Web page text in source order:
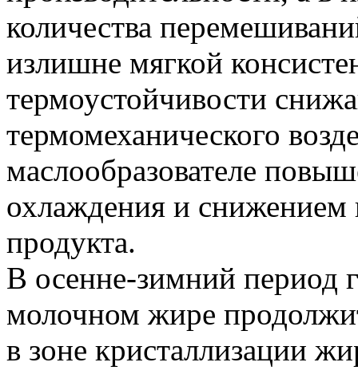
количества
излишне мягкой
термоустойчивости
термомеханического
маслообразователе
охлаждения и снижением
продукта.
В осенне-зимний период
молочном жире
в зоне кристаллизации